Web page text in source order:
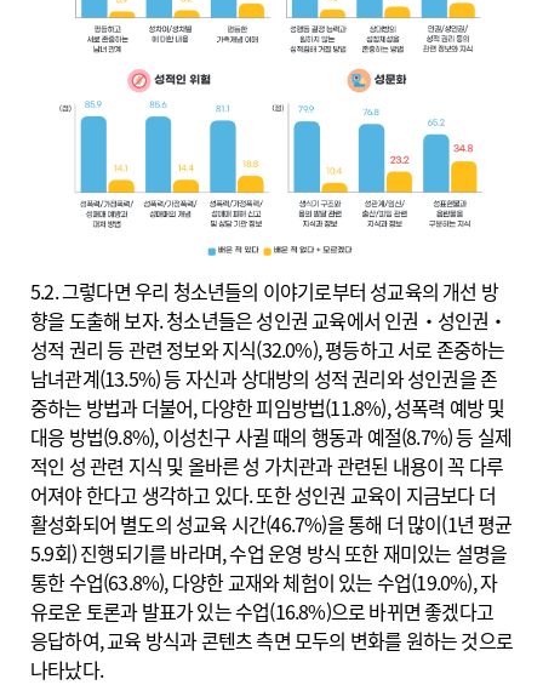
5.2. 그렇다면 우리 청소년들의 이야기로부터 성교육의 개선 방
향을 도출해 보자. 청소년들은 성인권 교육에서 인권‧성인권‧
성적 권리 등 관련 정보와 지식(32.0%), 평등하고 서로 존중하는
남녀관계(13.5%) 등 자신과 상대방의 성적 권리와 성인권을 존
중하는 방법과 더불어, 다양한 피임방법(11.8%), 성폭력 예방 및
대응 방법(9.8%), 이성친구 사귈 때의 행동과 예절(8.7%) 등 실제
적인 성 관련 지식 및 올바른 성 가치관과 관련된 내용이 꼭 다루
어져야 한다고 생각하고 있다. 또한 성인권 교육이 지금보다 더
활성화되어 별도의 성교육 시간(46.7%)을 통해 더 많이(1년 평균
5.9회) 진행되기를 바라며, 수업 운영 방식 또한 재미있는 설명을
통한 수업(63.8%), 다양한 교재와 체험이 있는 수업(19.0%), 자
유로운 토론과 발표가 있는 수업(16.8%)으로 바뀌면 좋겠다고
응답하여, 교육 방식과 콘텐츠 측면 모두의 변화를 원하는 것으로
나타났다.